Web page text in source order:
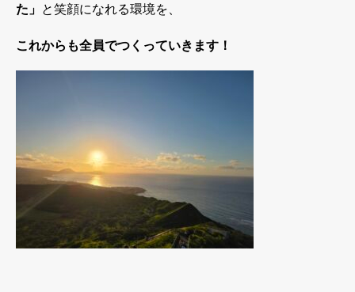
た」 と笑顔になれる環境を、
これからも全員でつくっていきます！